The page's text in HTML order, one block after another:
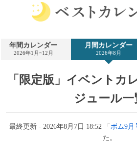
ト
カ
ダ
ー
年間カレンダー
2026年1月~12月
月間カレンダー
2026年8月
「限定版」イベントカ
ジュール一
最終更新 - 2026年8月7日 18:52 「ボム9月
た。